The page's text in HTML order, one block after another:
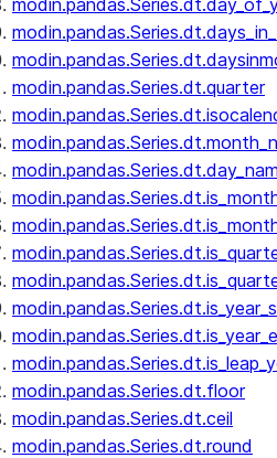
modin.pandas.Series.dt.quarter
modin.pandas.Series.dt.floor
modin.pandas.Series.dt.ceil
modin.pandas.Series.dt.round